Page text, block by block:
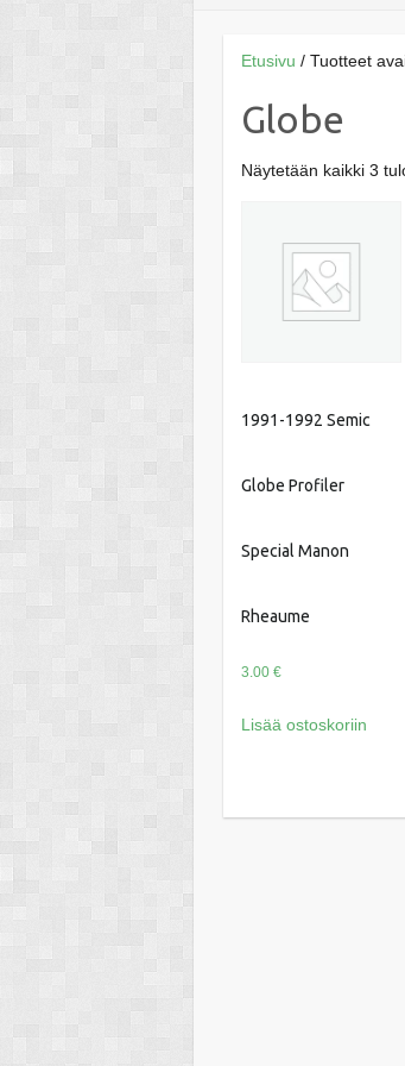
Etusivu / Tuotteet
Globe
Näytetään kaikki 3
1991-1992 Semic
Globe Profiler
Special Manon
Rheaume
3.00 €
Lisää ostoskoriin